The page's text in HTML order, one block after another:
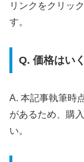
リンクをクリッ
す。
Q. 価格はい
A. 本記事執筆時
があるため、購
い。